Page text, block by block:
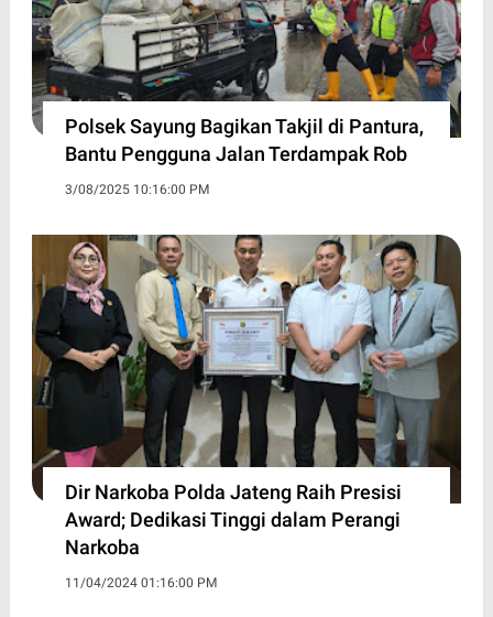
Polsek Sayung Bagikan Takjil di Pantura,
Bantu Pengguna Jalan Terdampak Rob
3/08/2025 10:16:00 PM
Dir Narkoba Polda Jateng Raih Presisi
Award; Dedikasi Tinggi dalam Perangi
Narkoba
11/04/2024 01:16:00 PM